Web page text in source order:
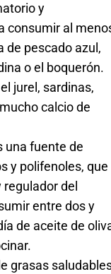
y
consumir al
de pescado azul,
o el boquerón.
jurel, sardinas,
calcio de
una fuente de
y polifenoles, que
del
entre dos y
de aceite de
grasas